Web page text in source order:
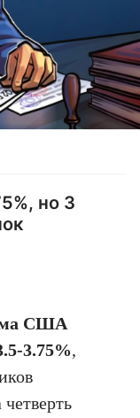
но 3
США
3.75%,